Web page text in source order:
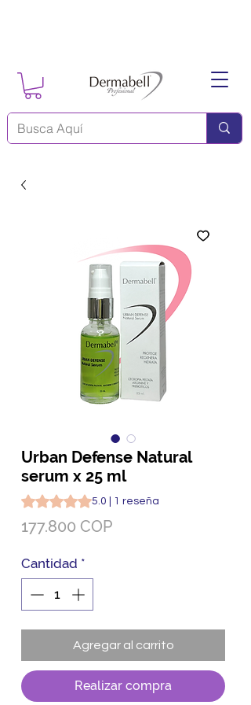
Urban Defense Natural
serum x 25 ml
Según 1 reseña, la calificación es de 5.0
5.0 | 1 reseña
177.800 COPPrecio
Cantidad *
Agregar al carrito
Realizar compra